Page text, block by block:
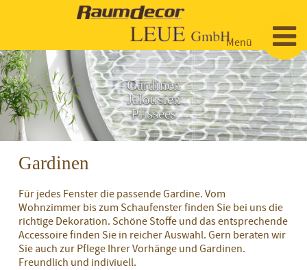
Menü
Startseite
Bodenbeläge / Teppich
Designbeläge
Laminat
PVC- und CV-Beläge
Farben & Tapeten
Innenfarben
Mustertapeten
Vorhänge
Vorhangschienen
Sonnenschutz
Markisen
Dienstleistungen
Gardinen
Jalousien
Plissees
Gardinen
Für jedes Fenster die passende Gardine. Vom
Wohnzimmer bis zum Schaufenster finden Sie bei uns die
richtige Dekoration. Schöne Stoffe und das entsprechende
Accessoire finden Sie in reicher Auswahl. Gern beraten wir
Sie auch zur Pflege Ihrer Vorhänge und Gardinen.
Freundlich und indiviuell.